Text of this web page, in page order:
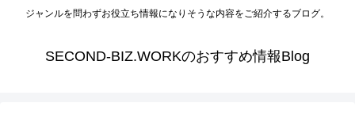
ジャンルを問わずお役立ち情報になりそうな内容をご紹介するブログ。
SECOND-BIZ.WORKのおすすめ情報Blog